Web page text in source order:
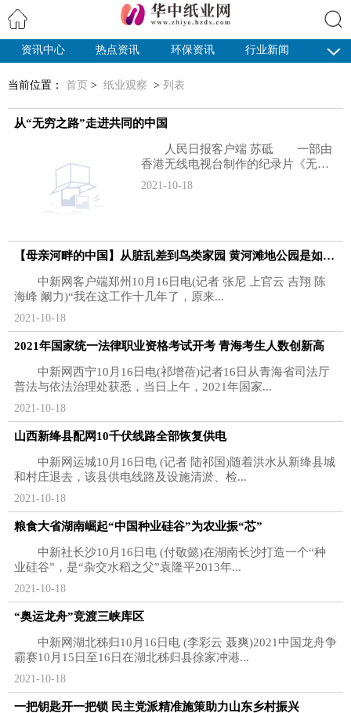
搜索
资讯中心 热点资讯 环保资讯
行业新闻
当前位置： 首页 > 纸业观察 > 列表
从“无穷之路”走进共同的中国
人民日报客户端 苏砥 一部由
香港无线电视台制作的纪录片《无穷
之路》最近在香港热播，相关视频...
2021-10-18
【母亲河畔的中国】从脏乱差到鸟类家园 黄河滩地公园是如何做到的？
中新网客户端郑州10月16日电(记者 张尼 上官云 吉翔 陈
海峰 阚力)“我在这工作十几年了，原来...
2021-10-18
2021年国家统一法律职业资格考试开考 青海考生人数创新高
中新网西宁10月16日电(祁增蓓)记者16日从青海省司法厅
普法与依法治理处获悉，当日上午，2021年国家...
2021-10-18
山西新绛县配网10千伏线路全部恢复供电
中新网运城10月16日电 (记者 陆祁国)随着洪水从新绛县城
和村庄退去，该县供电线路及设施清淤、检...
2021-10-18
粮食大省湖南崛起“中国种业硅谷”为农业振“芯”
中新社长沙10月16日电 (付敬懿)在湖南长沙打造一个“种
业硅谷”，是“杂交水稻之父”袁隆平2013年...
2021-10-18
“奥运龙舟”竞渡三峡库区
中新网湖北秭归10月16日电 (李彩云 聂爽)2021中国龙舟争
霸赛10月15日至16日在湖北秭归县徐家冲港...
2021-10-18
一把钥匙开一把锁 民主党派精准施策助力山东乡村振兴